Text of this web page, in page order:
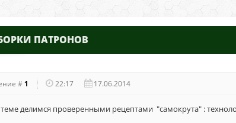
ПАТРОНОВ
# 1 22:17 17.06.2014
делимся проверенными рецептами "самокрута" :